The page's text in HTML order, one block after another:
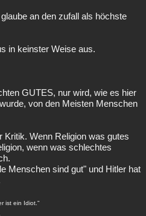
an den zufall als höchste
in keinster Weise aus.
GUTES, nur wird, wie es hier
von den Meisten Menschen
Wenn Religion was gutes
wenn was schlechtes
Menschen sind gut" und Hitler hat
ist ein Idiot."